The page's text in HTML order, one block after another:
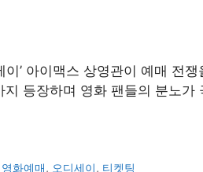
이’ 아이맥스 상영관이 예매 전
등장하며 영화 팬들의 분노
영화예매, 오디세이, 티켓팅